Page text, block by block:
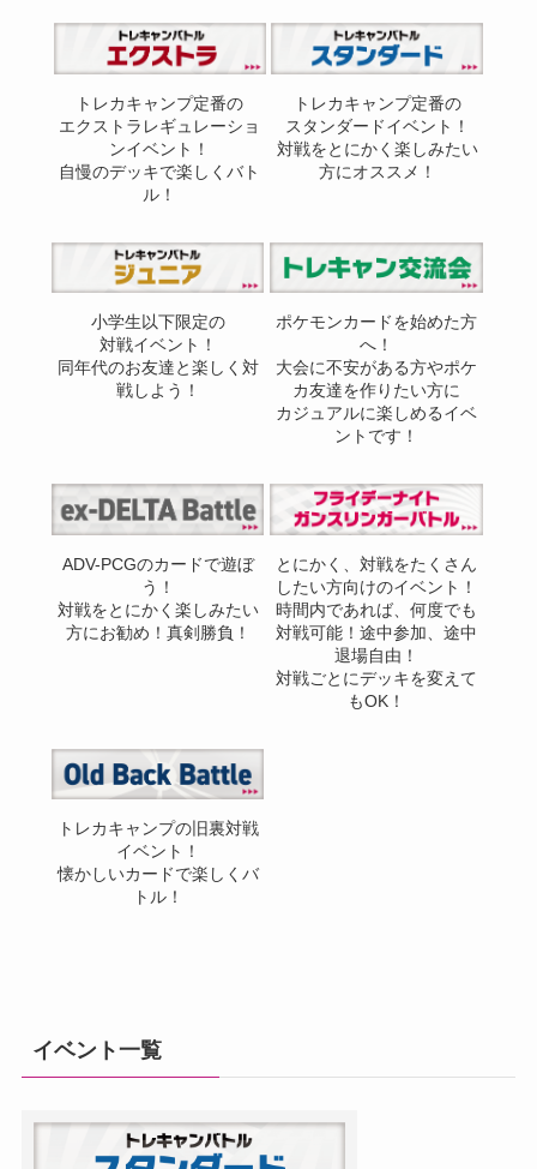
トレカキャンプ定番の
エクストラレギュレーショ
ンイベント！
自慢のデッキで楽しくバト
ル！
トレカキャンプ定番の
スタンダードイベント！
対戦をとにかく楽しみたい
方にオススメ！
小学生以下限定の
対戦イベント！
同年代のお友達と楽しく対
戦しよう！
ポケモンカードを始めた方
へ！
大会に不安がある方やポケ
カ友達を作りたい方に
カジュアルに楽しめるイベ
ントです！
ADV-PCGのカードで遊ぼ
う！
対戦をとにかく楽しみたい
方にお勧め！真剣勝負！
とにかく、対戦をたくさん
したい方向けのイベント！
時間内であれば、何度でも
対戦可能！途中参加、途中
退場自由！
対戦ごとにデッキを変えて
もOK！
トレカキャンプの旧裏対戦
イベント！
懐かしいカードで楽しくバ
トル！
イベント一覧